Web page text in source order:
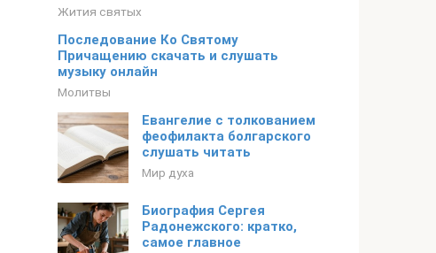
Жития святых
Последование Ко Святому
Причащению скачать и слушать
музыку онлайн
Молитвы
Евангелие с толкованием
феофилакта болгарского
слушать читать
Мир духа
Биография Сергея
Радонежского: кратко,
самое главное